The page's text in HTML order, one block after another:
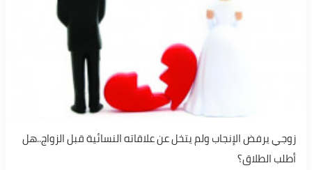
زوجي يرفض الإنجاب ولم يتخل عن علاقاته النسائية قبل الزواج..هل
أطلب الطلاق؟